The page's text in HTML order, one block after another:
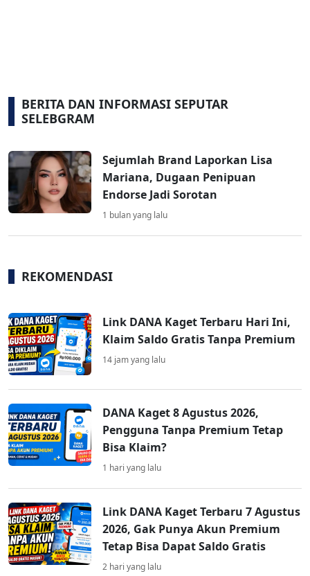
BERITA DAN INFORMASI SEPUTAR
SELEBGRAM
Sejumlah Brand Laporkan Lisa
Mariana, Dugaan Penipuan
Endorse Jadi Sorotan
1 bulan yang lalu
REKOMENDASI
Link DANA Kaget Terbaru Hari Ini,
Klaim Saldo Gratis Tanpa Premium
14 jam yang lalu
DANA Kaget 8 Agustus 2026,
Pengguna Tanpa Premium Tetap
Bisa Klaim?
1 hari yang lalu
Link DANA Kaget Terbaru 7 Agustus
2026, Gak Punya Akun Premium
Tetap Bisa Dapat Saldo Gratis
2 hari yang lalu